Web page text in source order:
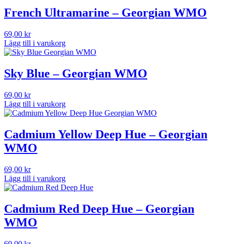
French Ultramarine – Georgian WMO
69,00 kr
Lägg till i varukorg
Sky Blue – Georgian WMO
69,00 kr
Lägg till i varukorg
Cadmium Yellow Deep Hue – Georgian
WMO
69,00 kr
Lägg till i varukorg
Cadmium Red Deep Hue – Georgian
WMO